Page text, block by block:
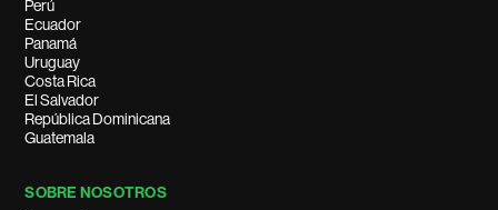
Perú
Ecuador
Panamá
Uruguay
Costa Rica
El Salvador
República Dominicana
Guatemala
SOBRE NOSOTROS